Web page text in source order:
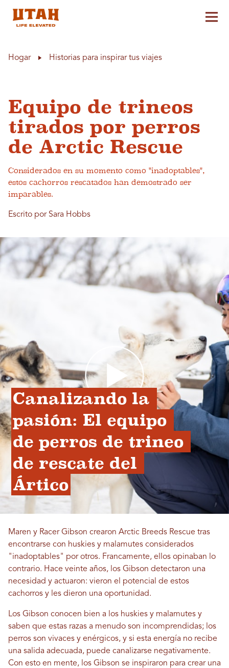
Hogar Historias para inspirar tus viajes
Equipo de trineos
tirados por perros
de Arctic Rescue
Considerados en su momento como "inadoptables",
estos cachorros rescatados han demostrado ser
imparables.
Escrito por Sara Hobbs
Canalizando la
pasión: El equipo
de perros de trineo
de rescate del
Ártico
Maren y Racer Gibson crearon Arctic Breeds Rescue tras
encontrarse con huskies y malamutes considerados
"inadoptables" por otros. Francamente, ellos opinaban lo
contrario. Hace veinte años, los Gibson detectaron una
necesidad y actuaron: vieron el potencial de estos
cachorros y les dieron una oportunidad.
Los Gibson conocen bien a los huskies y malamutes y
saben que estas razas a menudo son incomprendidas; los
perros son vivaces y enérgicos, y si esta energía no recibe
una salida adecuada, puede canalizarse negativamente.
Con esto en mente, los Gibson se inspiraron para crear una